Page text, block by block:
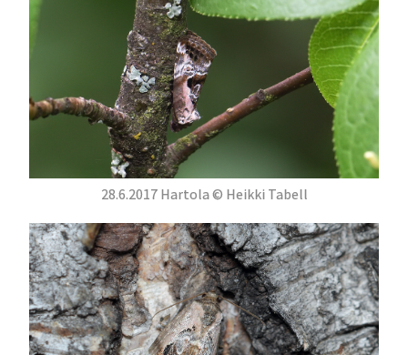
28.6.2017 Hartola © Heikki Tabell